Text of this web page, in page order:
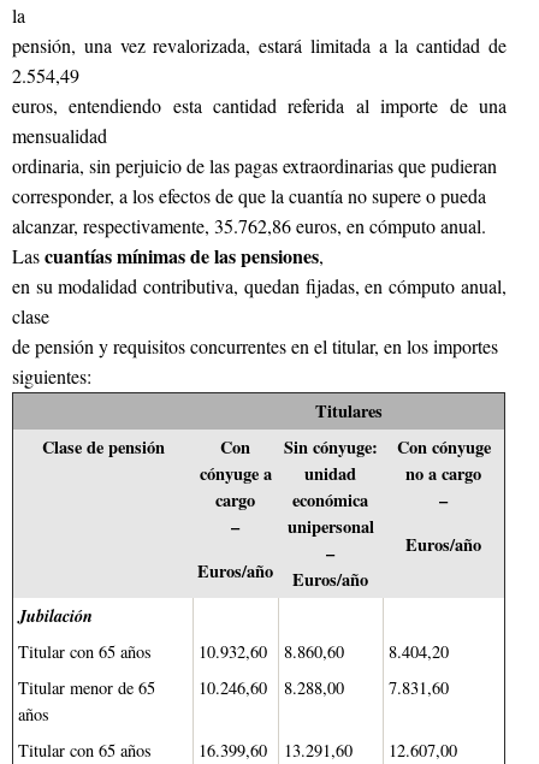
la
pensión, una vez revalorizada, estará limitada a la cantidad de
2.554,49
euros, entendiendo esta cantidad referida al importe de una
mensualidad
ordinaria, sin perjuicio de las pagas extraordinarias que pudieran
corresponder, a los efectos de que la cuantía no supere o pueda
alcanzar, respectivamente, 35.762,86 euros, en cómputo anual.
Lascuantías mínimas de las pensiones,
en su modalidad contributiva, quedan fijadas, en cómputo anual,
clase
de pensión y requisitos concurrentes en el titular, en los importes
siguientes:
Titulares
Clase de pensión
Con
cónyuge a
cargo
–
Euros/año
Sin cónyuge:
unidad
económica
unipersonal
–
Euros/año
Con cónyuge
no a cargo
–
Euros/año
Jubilación
Titular con 65 años 10.932,60 8.860,60
8.404,20
Titular menor de 65
años
10.246,60 8.288,00 7.831,60
Titular con 65 años
16.399,60 13.291,60 12.607,00